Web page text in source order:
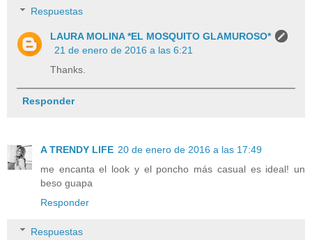
Respuestas
LAURA MOLINA *EL MOSQUITO GLAMUROSO*
21 de enero de 2016 a las 6:21
Thanks.
Responder
A TRENDY LIFE 20 de enero de 2016 a las 17:49
me encanta el look y el poncho más casual es ideal! un
beso guapa
Responder
Respuestas